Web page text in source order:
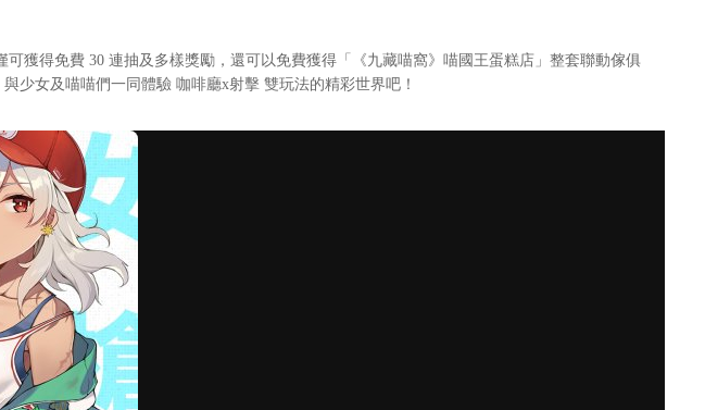
得免費 30 連抽及多樣獎勵，還可以免費獲得「《九藏喵窩》喵國王蛋糕店」整套聯動傢俱
少女及喵喵們一同體驗 咖啡廳x射擊 雙玩法的精彩世界吧！